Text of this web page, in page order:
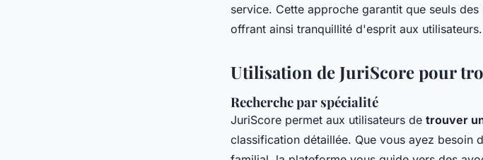
service. Cette approche garantit que seuls
offrant ainsi tranquillité d'esprit aux utilisateurs.
Utilisation de JuriScore pour
Recherche par spécialité
JuriScore permet aux utilisateurs de trouver
classification détaillée. Que vous ayez besoin